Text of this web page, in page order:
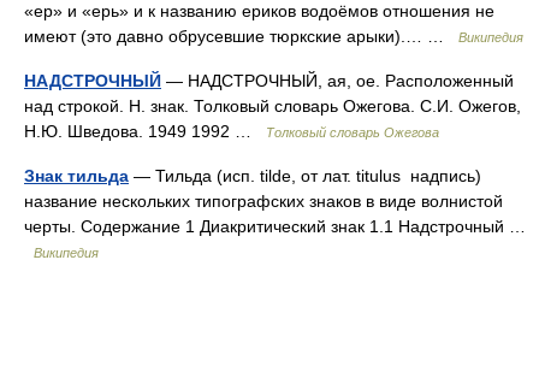
«ер» и «ерь» и к названию ериков водоёмов отношения не
имеют (это давно обрусевшие тюркские арыки).… …
Википедия
НАДСТРОЧНЫЙ — НАДСТРОЧНЫЙ, ая, ое. Расположенный
над строкой. Н. знак. Толковый словарь Ожегова. С.И. Ожегов,
Н.Ю. Шведова. 1949 1992 …
Толковый словарь Ожегова
Знак тильда — Тильда (исп. tilde, от лат. titulus надпись)
название нескольких типографских знаков в виде волнистой
черты. Содержание 1 Диакритический знак 1.1 Надстрочный …
Википедия